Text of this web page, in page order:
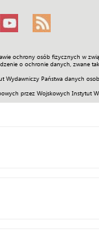
ochrony osób fizycznych w
o ochronie danych, zwane
Wydawniczy Państwa danych
przez Wojskowych Instytut
Galerie Wideo